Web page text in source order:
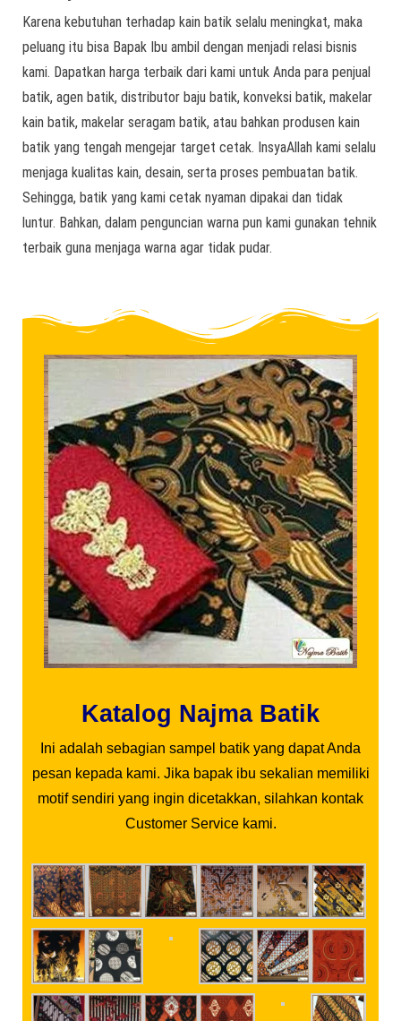
Karena kebutuhan terhadap kain batik selalu meningkat, maka
peluang itu bisa Bapak Ibu ambil dengan menjadi relasi bisnis
kami. Dapatkan harga terbaik dari kami untuk Anda para penjual
batik, agen batik, distributor baju batik, konveksi batik, makelar
kain batik, makelar seragam batik, atau bahkan produsen kain
batik yang tengah mengejar target cetak. InsyaAllah kami selalu
menjaga kualitas kain, desain, serta proses pembuatan batik.
Sehingga, batik yang kami cetak nyaman dipakai dan tidak
luntur. Bahkan, dalam penguncian warna pun kami gunakan tehnik
terbaik guna menjaga warna agar tidak pudar.
Katalog Najma Batik
Ini adalah sebagian sampel batik yang dapat Anda
pesan kepada kami. Jika bapak ibu sekalian memiliki
motif sendiri yang ingin dicetakkan, silahkan kontak
Customer Service kami.